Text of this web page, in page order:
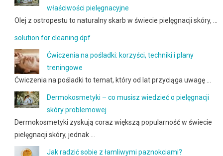
właściwości pielęgnacyjne
Olej z ostropestu to naturalny skarb w świecie pielęgnacji skóry, …
solution for cleaning dpf
Ćwiczenia na pośladki: korzyści, techniki i plany
treningowe
Ćwiczenia na pośladki to temat, który od lat przyciąga uwagę …
Dermokosmetyki – co musisz wiedzieć o pielęgnacji
skóry problemowej
Dermokosmetyki zyskują coraz większą popularność w świecie
pielęgnacji skóry, jednak …
Jak radzić sobie z łamliwymi paznokciami?